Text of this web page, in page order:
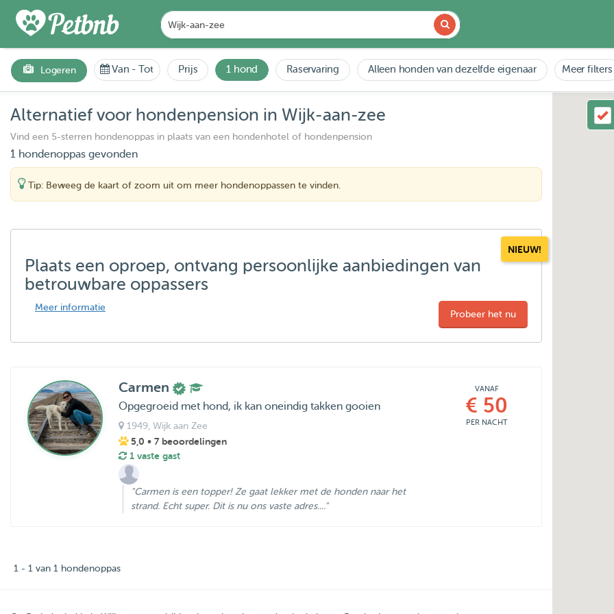
Logeren Van -Tot Prijs 1 hond Raservaring Alleen honden van dezelfde eigenaar Meer filters
Alternatief voor hondenpension in Wijk-aan-zee
Vind een 5-sterren hondenoppas in plaats van een hondenhotel of hondenpension
1 hondenoppas gevonden
Tip: Beweeg de kaart of zoom uit om meer hondenoppassen te vinden.
NIEUW!
Plaats een oproep, ontvang persoonlijke aanbiedingen van
betrouwbare oppassers
Meer informatie
Probeer het nu
Carmen
Opgegroeid met hond, ik kan oneindig takken gooien
1949, Wijk aan Zee
5,0 • 7 beoordelingen
1 vaste gast
"Carmen is een topper! Ze gaat lekker met de honden naar het
strand. Echt super. Dit is nu ons vaste adres...."
VANAF
€ 50
PER NACHT
1 - 1 van 1 hondenoppas